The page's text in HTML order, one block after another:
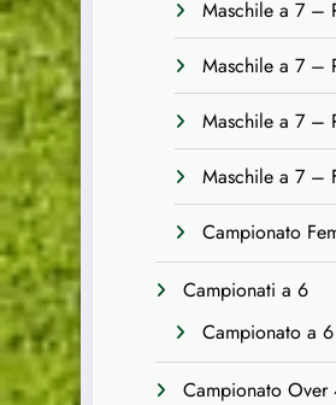
Maschile a 7 –
Maschile a 7 –
Maschile a 7 –
Maschile a 7 –
Campionato
Campionati a 6
Campionato a 6
Campionato Over